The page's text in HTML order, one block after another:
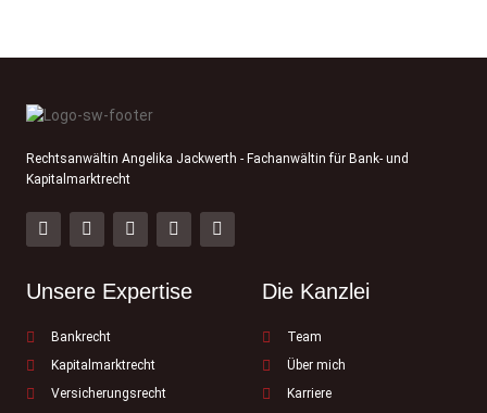
Rechtsanwältin Angelika Jackwerth - Fachanwältin für Bank- und
Kapitalmarktrecht
Unsere Expertise
Bankrecht
Kapitalmarktrecht
Versicherungsrecht
Die Kanzlei
Team
Über mich
Karriere